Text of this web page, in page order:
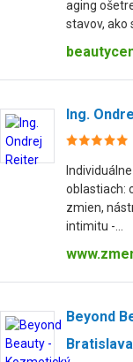
aging
stavov, ako
Ing.
oblastiach:
zmien,
intimitu -...
Beyond
Bratislava